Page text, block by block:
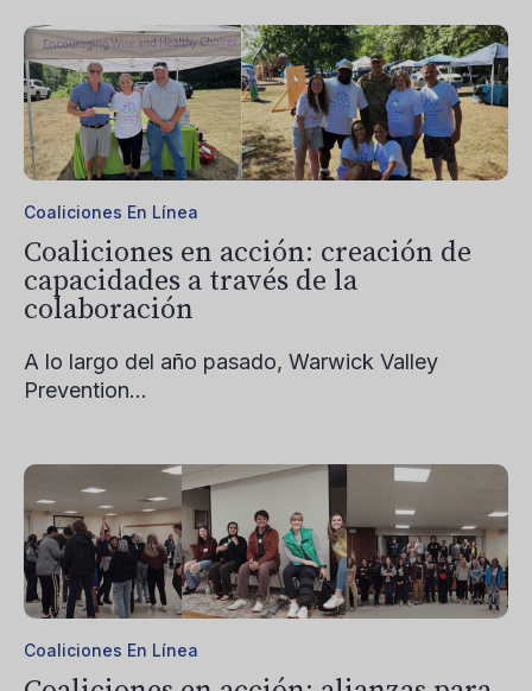
Coaliciones En Línea
Coaliciones en acción: creación de
capacidades a través de la
colaboración
A lo largo del año pasado, Warwick Valley
Prevention...
Coaliciones En Línea